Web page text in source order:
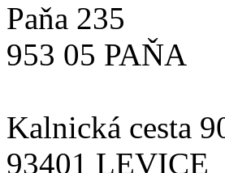
Paňa 235
953 05 PAŇA
Kalnická cesta
93401 LEVICE